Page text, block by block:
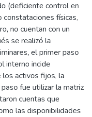
(deficiente control en
físicas,
no cuentan con un
se realizó la
el primer paso
interno incide
activos fijos, la
fue utilizar la matriz
cuentas que
las disponibilidades